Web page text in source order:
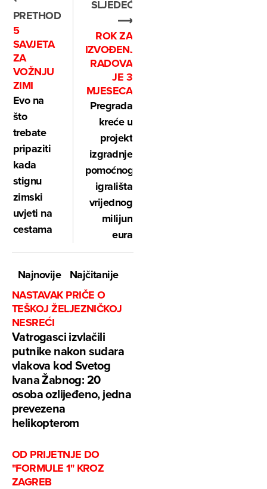
PRETHODNO
5
SAVJETA
ZA
VOŽNJU
ZIMI
Evo na
što
trebate
pripaziti
kada
stignu
zimski
uvjeti na
cestama
SLJEDEĆE
⟶
ROK ZA
IZVOĐENJE
RADOVA
JE 3
MJESECA
Pregrada
kreće u
projekt
izgradnje
pomoćnog
igrališta
vrijednog
milijun
eura
Najnovije
Najčitanije
NASTAVAK PRIČE O
TEŠKOJ ŽELJEZNIČKOJ
NESREĆI
Vatrogasci izvlačili
putnike nakon sudara
vlakova kod Svetog
Ivana Žabnog: 20
osoba ozlijeđeno, jedna
prevezena
helikopterom
OD PRIJETNJE DO
"FORMULE 1" KROZ
ZAGREB